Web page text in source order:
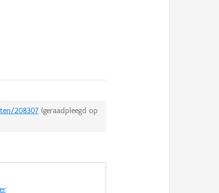
208307 (geraadpleegd op
.